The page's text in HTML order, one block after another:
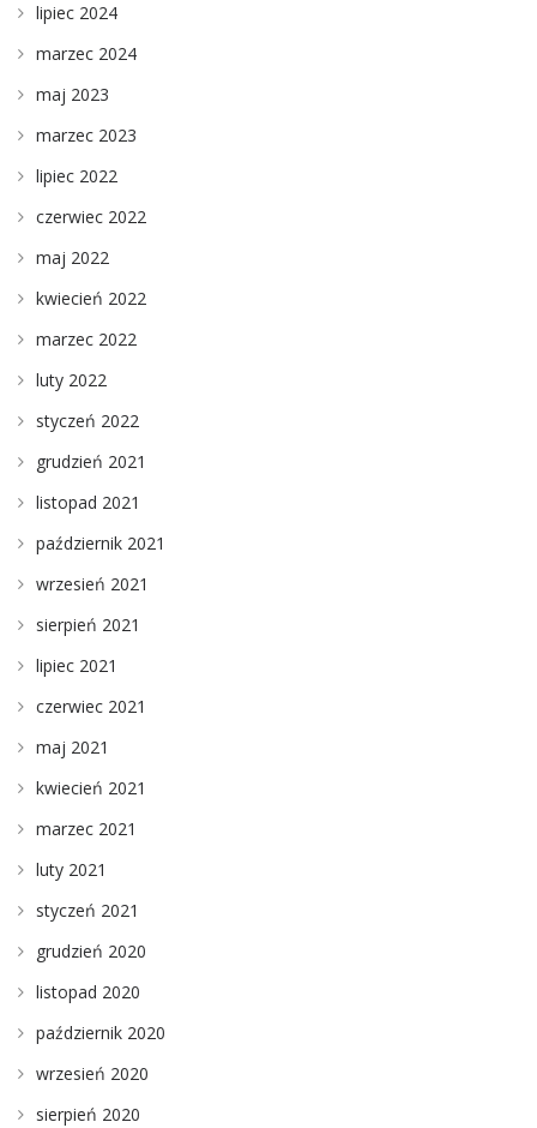
lipiec 2024
marzec 2024
maj 2023
marzec 2023
lipiec 2022
czerwiec 2022
maj 2022
kwiecień 2022
marzec 2022
luty 2022
styczeń 2022
grudzień 2021
listopad 2021
październik 2021
wrzesień 2021
sierpień 2021
lipiec 2021
czerwiec 2021
maj 2021
kwiecień 2021
marzec 2021
luty 2021
styczeń 2021
grudzień 2020
listopad 2020
październik 2020
wrzesień 2020
sierpień 2020